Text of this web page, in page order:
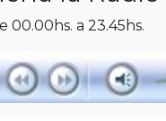
00.00hs. a 23.45hs.